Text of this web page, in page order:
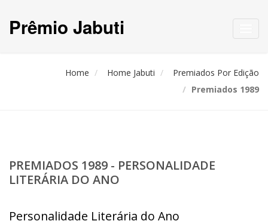
Prêmio Jabuti
Home Home Jabuti
Premiados Por Edição
Premiados 1989
PREMIADOS 1989 - PERSONALIDADE
LITERÁRIA DO ANO
Personalidade Literária do Ano